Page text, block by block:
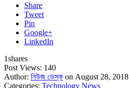
Share
Tweet
Pin
Google+
LinkedIn
1shares
Post Views: 140
Author: নিউজ ডেস্ক on August 28, 2018
Categories: Technology News